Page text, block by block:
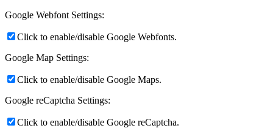
Google Webfont Settings:
Click to enable/disable Google Webfonts.
Google Map Settings:
Click to enable/disable Google Maps.
Google reCaptcha Settings:
Click to enable/disable Google reCaptcha.